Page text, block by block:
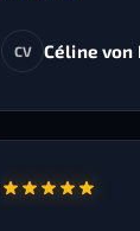
Austausch
umgehend
vereinbarten
CV Céline von